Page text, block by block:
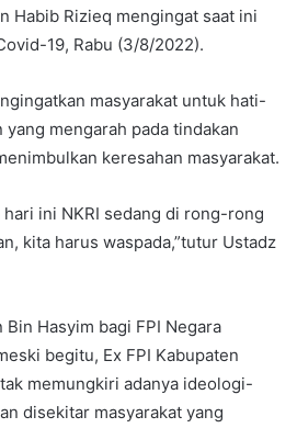
Habib Rizieq mengingat saat ini
19, Rabu (3/8/2022).
masyarakat untuk hati-
yang mengarah pada tindakan
keresahan masyarakat.
ini NKRI sedang di rong-rong
kita harus waspada,”tutur Ustadz
Hasyim bagi FPI Negara
begitu, Ex FPI Kabupaten
memungkiri adanya ideologi-
disekitar masyarakat yang